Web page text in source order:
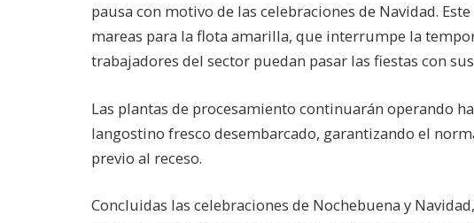
pausa con motivo de las celebraciones de Navidad.
mareas para la flota amarilla, que interrumpe la
trabajadores del sector puedan pasar las fiestas con
Las plantas de procesamiento continuarán operando
langostino fresco desembarcado, garantizando el
previo al receso.
Concluidas las celebraciones de Nochebuena y